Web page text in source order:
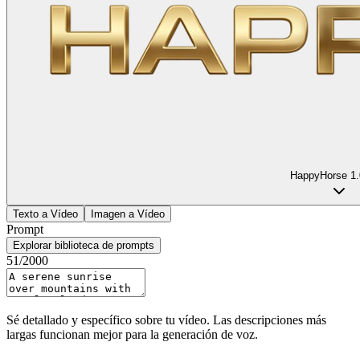
HappyHorse
Texto a Vídeo Imagen a Vídeo
Prompt
Explorar biblioteca de prompts
51/2000
Sé detallado y específico sobre tu vídeo. Las descripciones más
largas funcionan mejor para la generación de voz.